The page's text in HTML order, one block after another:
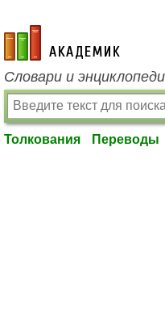
academic.ru
Словари и
Толкования Переводы